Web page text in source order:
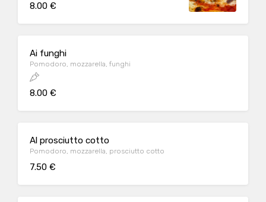
8.00 €
Ai funghi
Pomodoro, mozzarella, funghi
8.00 €
Al prosciutto cotto
Pomodoro, mozzarella, prosciutto cotto
7.50 €